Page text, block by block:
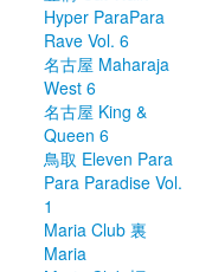
Hyper ParaPara
Rave Vol. 6
名古屋 Maharaja
West 6
名古屋 King &
Queen 6
鳥取 Eleven Para
Para Paradise Vol.
1
Maria Club 裏
Maria